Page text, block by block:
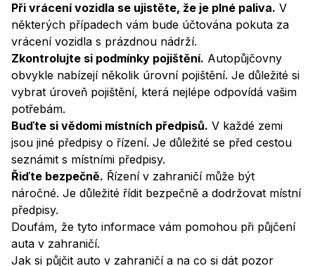
Při vrácení vozidla se ujistěte, že je plné paliva. V
některých případech vám bude účtována pokuta za
vrácení vozidla s prázdnou nádrží.
Zkontrolujte si podmínky pojištění. Autopůjčovny
obvykle nabízejí několik úrovní pojištění. Je důležité si
vybrat úroveň pojištění, která nejlépe odpovídá vašim
potřebám.
Buďte si vědomi místních předpisů. V každé zemi
jsou jiné předpisy o řízení. Je důležité se před cestou
seznámit s místními předpisy.
Řiďte bezpečně. Řízení v zahraničí může být
náročné. Je důležité řídit bezpečně a dodržovat místní
předpisy.
Doufám, že tyto informace vám pomohou při půjčení
auta v zahraničí.
Jak si půjčit auto v zahraničí a na co si dát pozor